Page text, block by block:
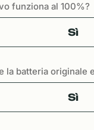
funziona al 100%?
Sì
la batteria originale
Sì